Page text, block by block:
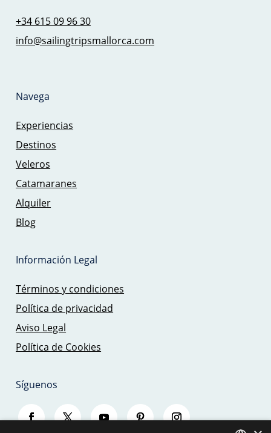
+34 615 09 96 30
info@sailingtripsmallorca.com
Navega
Experiencias
Destinos
Veleros
Catamaranes
Alquiler
Blog
Información Legal
Términos y condiciones
Política de privacidad
Aviso Legal
Política de Cookies
Síguenos